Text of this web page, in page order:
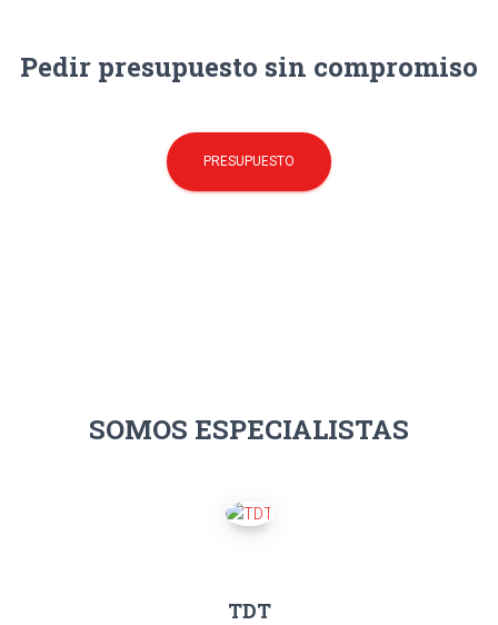
Pedir presupuesto sin compromiso
PRESUPUESTO
SOMOS ESPECIALISTAS
TDT